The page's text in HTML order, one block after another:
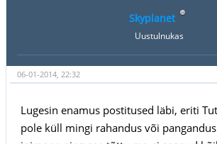
Skyplanet
Uustulnukas
06-01-2014, 22:32
Lugesin enamus postitused läbi, eriti
pole küll mingi rahandus või